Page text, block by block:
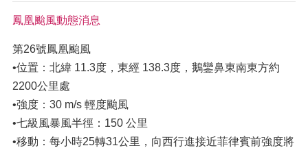
鳳凰颱風動態消息
第26號鳳凰颱風
•位置：北緯 11.3度，東經 138.3度，鵝鑾鼻東南東方約
2200公里處
•強度：30 m/s 輕度颱風
•七級風暴風半徑：150 公里
•移動：每小時25轉31公里，向西行進接近菲律賓前強度將